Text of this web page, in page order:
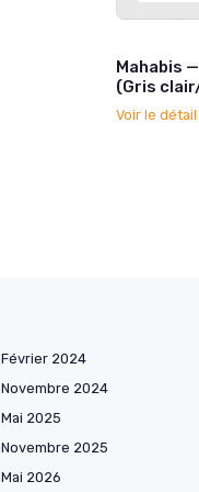
Mahabis
(Gris
Voir le détail
Février 2024
Novembre 2024
Mai 2025
Novembre 2025
Mai 2026